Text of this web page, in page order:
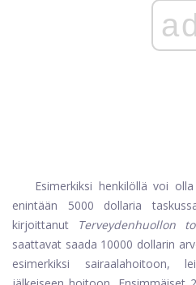
Esimerkiksi henkilöllä voi
enintään 5000 dollaria
kirjoittanut
Terveydenhuollon
saattavat saada 10000 dollarin
esimerkiksi sairaalahoitoon,